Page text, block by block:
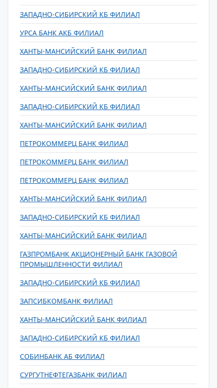
ЗАПАДНО-СИБИРСКИЙ КБ ФИЛИАЛ
УРСА БАНК АКБ ФИЛИАЛ
ХАНТЫ-МАНСИЙСКИЙ БАНК ФИЛИАЛ
ЗАПАДНО-СИБИРСКИЙ КБ ФИЛИАЛ
ХАНТЫ-МАНСИЙСКИЙ БАНК ФИЛИАЛ
ЗАПАДНО-СИБИРСКИЙ КБ ФИЛИАЛ
ХАНТЫ-МАНСИЙСКИЙ БАНК ФИЛИАЛ
ПЕТРОКОММЕРЦ БАНК ФИЛИАЛ
ПЕТРОКОММЕРЦ БАНК ФИЛИАЛ
ПЕТРОКОММЕРЦ БАНК ФИЛИАЛ
ХАНТЫ-МАНСИЙСКИЙ БАНК ФИЛИАЛ
ЗАПАДНО-СИБИРСКИЙ КБ ФИЛИАЛ
ХАНТЫ-МАНСИЙСКИЙ БАНК ФИЛИАЛ
ГАЗПРОМБАНК АКЦИОНЕРНЫЙ БАНК ГАЗОВОЙ
ПРОМЫШЛЕННОСТИ ФИЛИАЛ
ЗАПАДНО-СИБИРСКИЙ КБ ФИЛИАЛ
ЗАПСИБКОМБАНК ФИЛИАЛ
ХАНТЫ-МАНСИЙСКИЙ БАНК ФИЛИАЛ
ЗАПАДНО-СИБИРСКИЙ КБ ФИЛИАЛ
СОБИНБАНК АБ ФИЛИАЛ
СУРГУТНЕФТЕГАЗБАНК ФИЛИАЛ